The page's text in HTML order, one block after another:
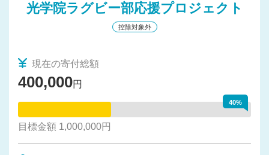
光学院ラグビー部応援プロジェクト
控除対象外
現在の寄付総額
400,000円
40%
目標金額 1,000,000円